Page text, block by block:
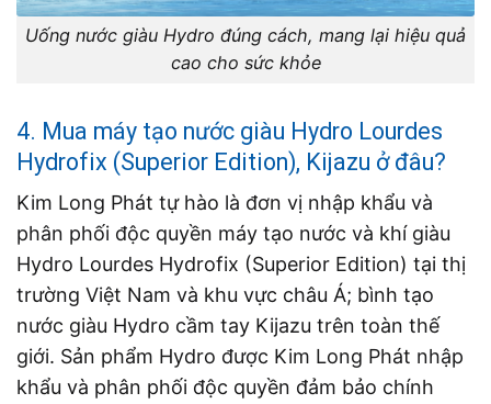
Uống nước giàu Hydro đúng cách, mang lại hiệu quả
cao cho sức khỏe
4. Mua máy tạo nước giàu Hydro Lourdes
Hydrofix (Superior Edition), Kijazu ở đâu?
Kim Long Phát tự hào là đơn vị nhập khẩu và
phân phối độc quyền máy tạo nước và khí giàu
Hydro Lourdes Hydrofix (Superior Edition) tại thị
trường Việt Nam và khu vực châu Á; bình tạo
nước giàu Hydro cầm tay Kijazu trên toàn thế
giới. Sản phẩm Hydro được Kim Long Phát nhập
khẩu và phân phối độc quyền đảm bảo chính